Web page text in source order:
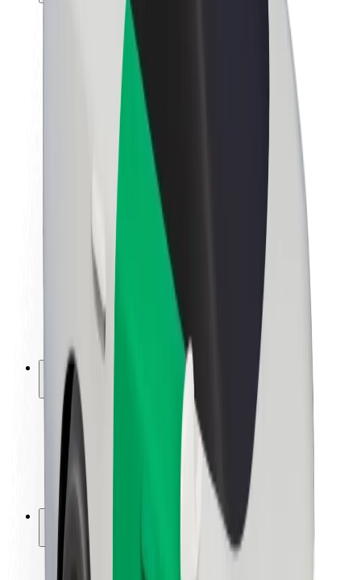
Вакансии
О компании Bolt
Наша концепция устойчивого развития
Инициатива Project Zero
Пресс-центр
Руководство по использованию бренда
Для инвесторов
Руководство
Бренд
Медиа
Фонд Urban Fund
Безопасность
Безопасность пассажиров
Безопасность водителей
Безопасность самокатов
Лаборатория безопасности
Города
Регионы